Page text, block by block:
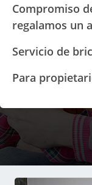
Compromiso
regalamos un
Servicio de
Para